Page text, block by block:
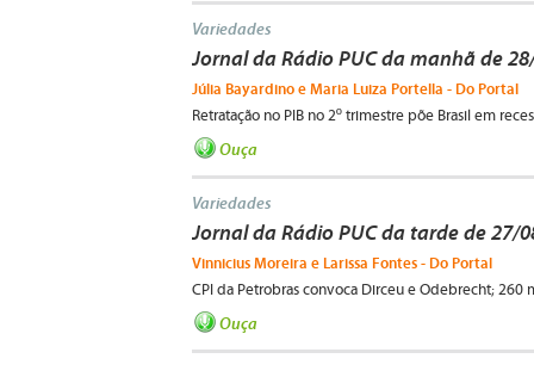
Variedades
Jornal da Rádio PUC da manhã de
Júlia Bayardino e Maria Luiza Portella - Do Portal
Retratação no PIB no 2º trimestre põe Brasil em
Ouça
Variedades
Jornal da Rádio PUC da tarde de 27/
Vinnicius Moreira e Larissa Fontes - Do Portal
CPI da Petrobras convoca Dirceu e Odebrecht;
Ouça